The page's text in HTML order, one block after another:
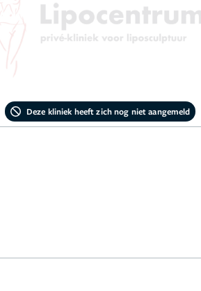
Deze kliniek heeft zich nog niet aangemeld